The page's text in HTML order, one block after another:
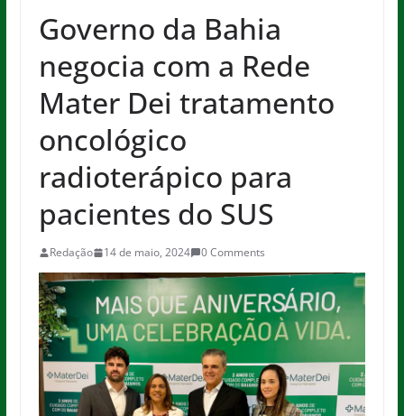
Governo da Bahia
negocia com a Rede
Mater Dei tratamento
oncológico
radioterápico para
pacientes do SUS
Redação 14 de maio, 2024 0 Comments